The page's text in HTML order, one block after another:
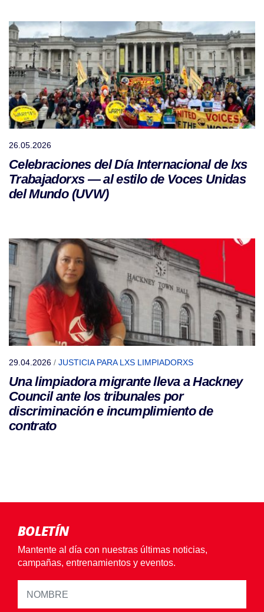
26.05.2026
Celebraciones del Día Internacional de lxs
Trabajadorxs — al estilo de Voces Unidas
del Mundo (UVW)
29.04.2026 / JUSTICIA PARA LXS LIMPIADORXS
Una limpiadora migrante lleva a Hackney
Council ante los tribunales por
discriminación e incumplimiento de
contrato
BOLETÍN
Mantente al día con nuestras últimas noticias,
campañas, entrenamientos y eventos.